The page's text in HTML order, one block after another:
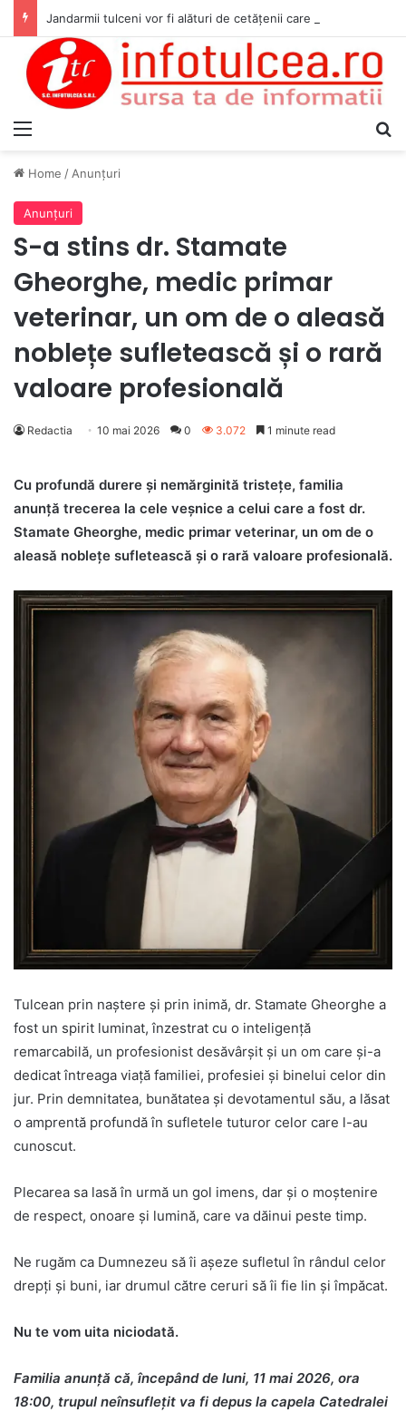
Home / Anunţuri
Anunţuri
S-a stins dr. Stamate
Gheorghe, medic primar
veterinar, un om de o aleasă
noblețe sufletească și o rară
valoare profesională
Redactia 10 mai 2026 0 3.072 1 minute read
Cu profundă durere și nemărginită tristețe, familia
anunță trecerea la cele veșnice a celui care a fost dr.
Stamate Gheorghe, medic primar veterinar, un om de o
aleasă noblețe sufletească și o rară valoare profesională.
Tulcean prin naștere și prin inimă, dr. Stamate Gheorghe a
fost un spirit luminat, înzestrat cu o inteligență
remarcabilă, un profesionist desăvârșit și un om care și-a
dedicat întreaga viață familiei, profesiei și binelui celor din
jur. Prin demnitatea, bunătatea și devotamentul său, a lăsat
o amprentă profundă în sufletele tuturor celor care l-au
cunoscut.
Plecarea sa lasă în urmă un gol imens, dar și o moștenire
de respect, onoare și lumină, care va dăinui peste timp.
Ne rugăm ca Dumnezeu să îi așeze sufletul în rândul celor
drepți și buni, iar drumul către ceruri să îi fie lin și împăcat.
Nu te vom uita niciodată.
Familia anunță că, începând de luni, 11 mai 2026, ora
18:00, trupul neînsuflețit va fi depus la capela Catedralei